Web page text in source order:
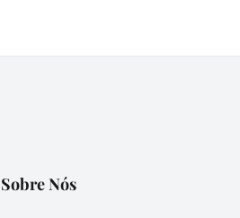
Sobre Nós